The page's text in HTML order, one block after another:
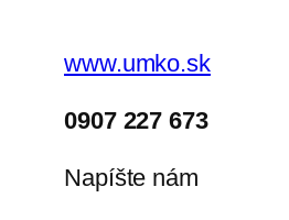
www.umko.sk
0907 227 673
Napíšte nám